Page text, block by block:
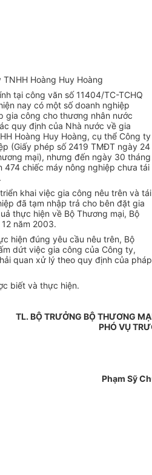
TNHH Hoàng Huy Hoàng
tại công văn số 11404/TC-TCHQ
nay có một số doanh nghiệp
gia công cho thương nhân nước
quy định của Nhà nước về gia
Hoàng Huy Hoàng, cụ thể Công ty
(Giấy phép số 2419 TMĐT ngày 24
mại), nhưng đến ngày 30 tháng
chiếc máy nông nghiệp chưa tái
khai việc gia công nêu trên và tái
đã tạm nhập trả cho bên đặt gia
thực hiện về Bộ Thương mại, Bộ
năm 2003.
hiện đúng yêu cầu nêu trên, Bộ
dứt việc gia công của Công ty,
quan xử lý theo quy định của pháp
biết và thực hiện.
TL. BỘ TRƯỞNG BỘ THƯƠNG
PHÓ VỤ
Phạm Sỹ